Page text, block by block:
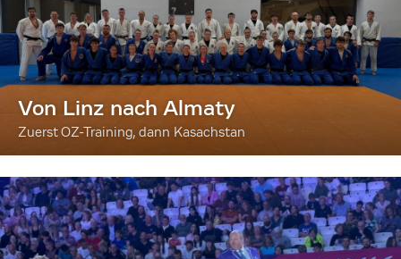
Von Linz nach Almaty
Zuerst OZ-Training, dann Kasachstan